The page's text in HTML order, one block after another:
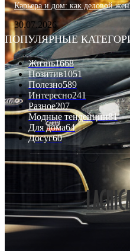
Карьера и дом: как деловой
30.07.2026
ПОПУЛЯРНЫЕ
Жизнь1668
Позитив1051
Полезно589
Интересно241
Разное207
Модные тенденции81
Для дома64
Досуг60